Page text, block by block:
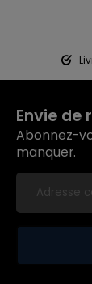
Envie de
Abonnez-
manquer.